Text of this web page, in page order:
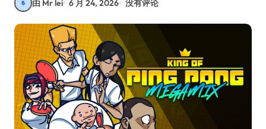
由 Mr lei 6 月 24, 2026 没有评论